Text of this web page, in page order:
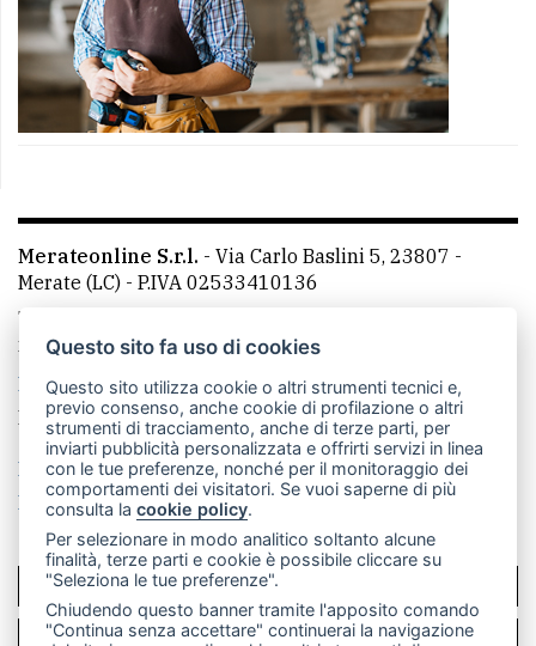
Merateonline S.r.l. - Via Carlo Baslini 5, 23807 -
Merate (LC) - P.IVA 02533410136
Telefono:
mail: redazione@merateonline.it
La redazione
CasateOnline LeccoOnline
RSS
Made by VIP
Privacy policy
Cookie policy
Rivedi le tue scelte sui cookie
SCRIVICI
PER LA TUA PUBBLICITÀ
Questo sito fa uso di cookies
Questo sito utilizza cookie o altri strumenti tecnici e,
previo consenso, anche cookie di profilazione o altri
strumenti di tracciamento, anche di terze parti, per
inviarti pubblicità personalizzata e offrirti servizi in linea
con le tue preferenze, nonché per il monitoraggio dei
comportamenti dei visitatori. Se vuoi saperne di più
consulta lacookie policy.
Per selezionare in modo analitico soltanto alcune
finalità, terze parti e cookie è possibile cliccare su
"Seleziona le tue preferenze".
Chiudendo questo banner tramite l'apposito comando
"Continua senza accettare" continuerai la navigazione